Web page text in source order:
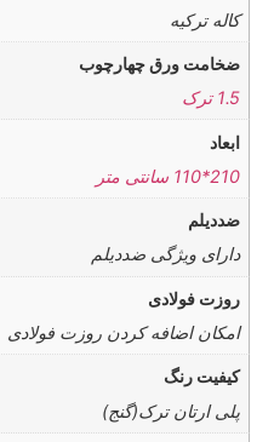
کاله ترکیه
ضخامت ورق چهارچوب
1.5 ترک
ابعاد
210*110 سانتی متر
ضددیلم
دارای ویژگی ضددیلم
روزت فولادی
امکان اضافه کردن روزت فولادی
کیفیت رنگ
پلی ارتان ترک(گنج)